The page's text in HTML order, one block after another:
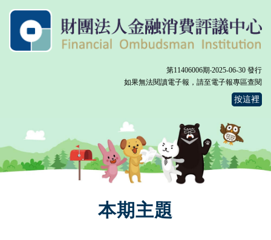
第11406006期‧2025-06-30 發行
如果無法閱讀電子報，請至電子報專區查閱
按這裡
本期主題